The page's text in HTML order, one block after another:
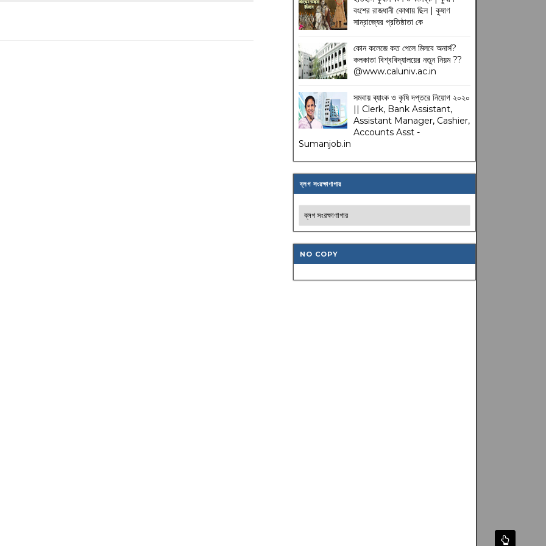
বংশের রাজধানী কোথায় ছিল | কুষাণ
সাম্রাজ্যের প্রতিষ্ঠাতা কে
কোন কলেজে কত পেলে মিলবে অনার্স?
কলকাতা বিশ্ববিদ্যালয়ের নতুন নিয়ম??
@www.caluniv.ac.in
সমবায় ব্যাংক ও কৃষি দপ্তরে নিয়োগ ২০২০
|| Clerk, Bank Assistant,
Assistant Manager, Cashier,
Accounts Asst -
Sumanjob.in
ব্লগ সংরক্ষাণাগার
NO COPY